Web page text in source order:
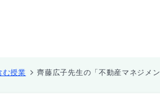
む授業 齊藤広子先生の「不動産マネジメ